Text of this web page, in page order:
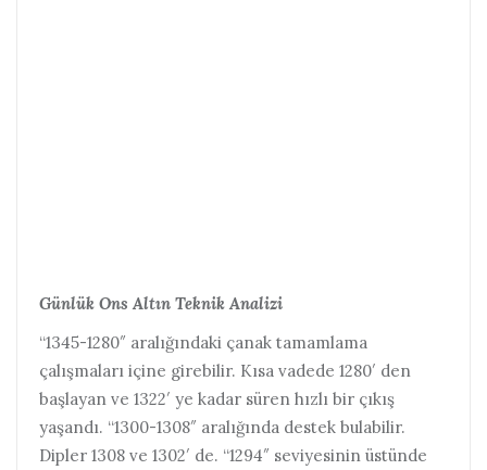
Günlük Ons Altın Teknik Analizi
“1345-1280″ aralığındaki çanak tamamlama
çalışmaları içine girebilir. Kısa vadede 1280′ den
başlayan ve 1322′ ye kadar süren hızlı bir çıkış
yaşandı. “1300-1308″ aralığında destek bulabilir.
Dipler 1308 ve 1302′ de. “1294″ seviyesinin üstünde